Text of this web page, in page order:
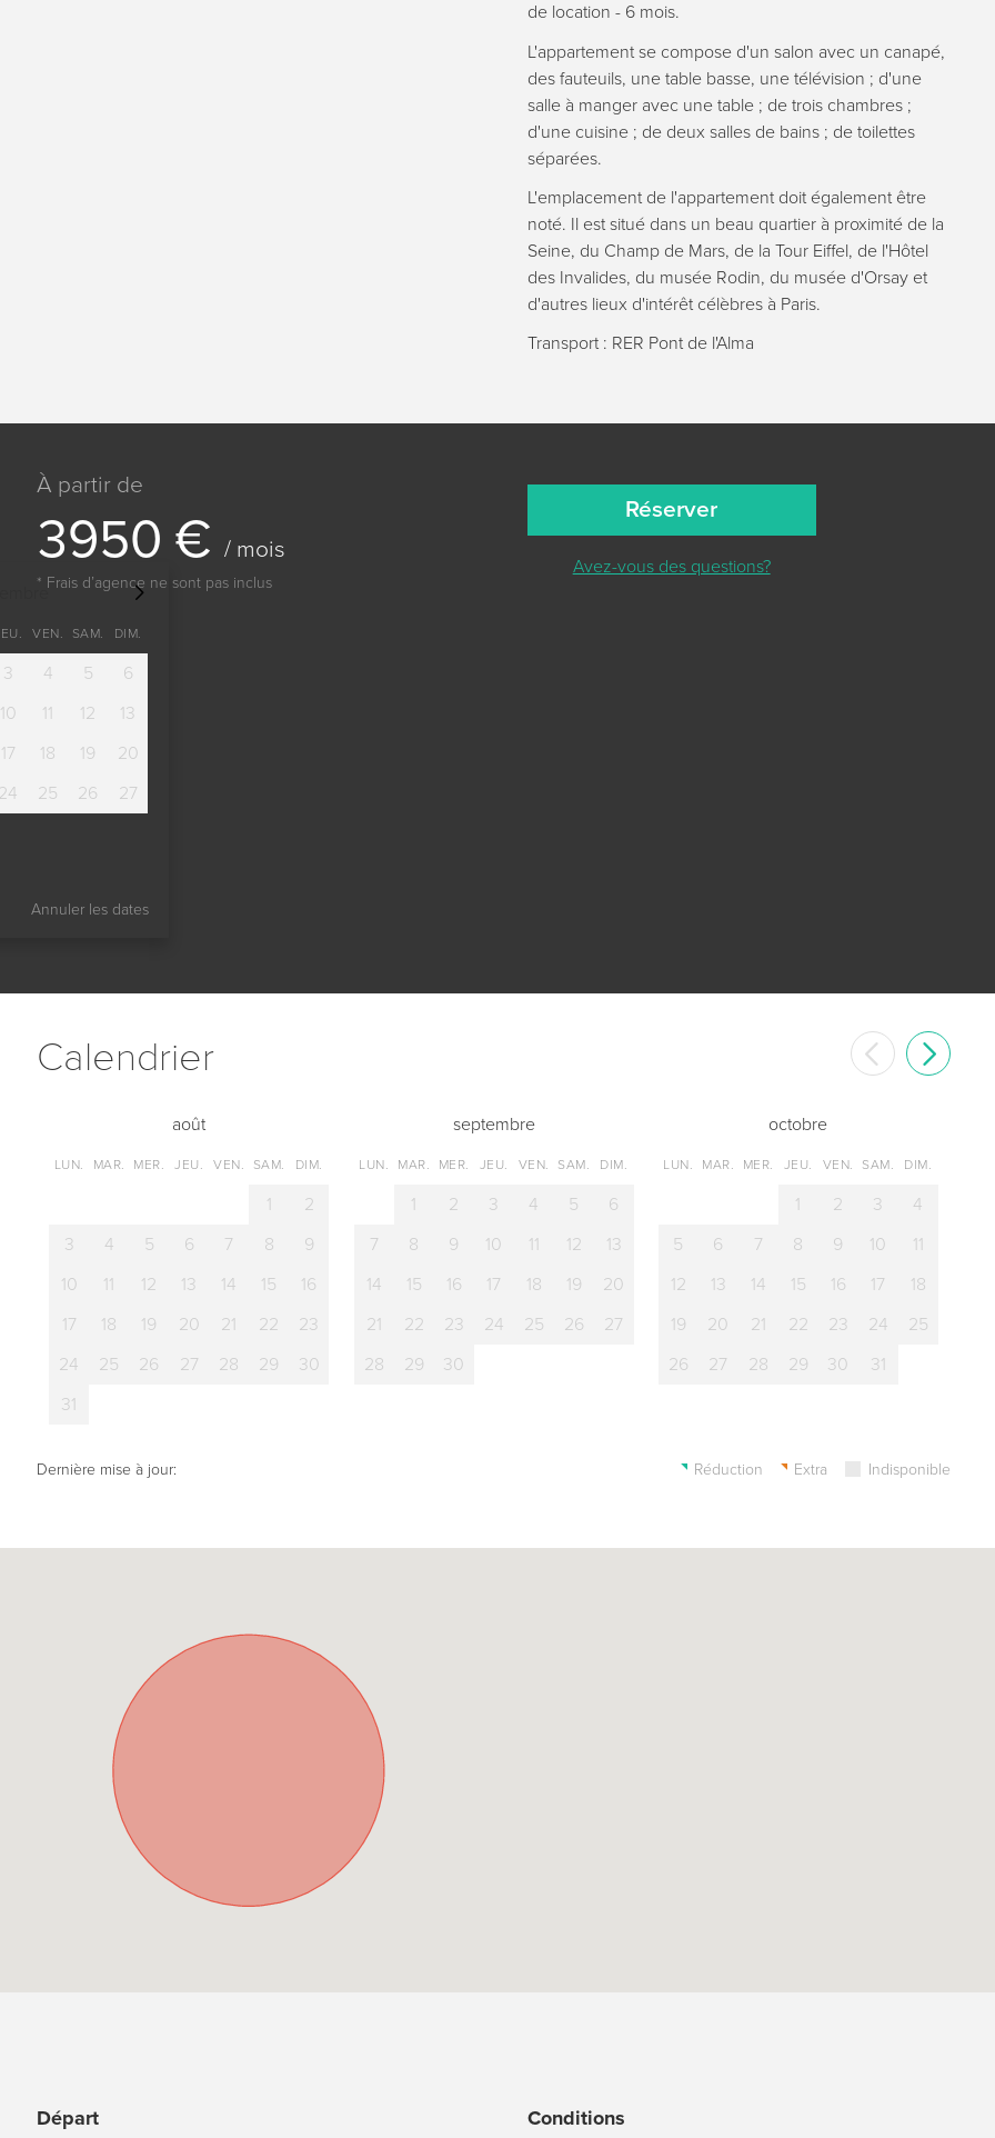
de location - 6 mois.
L'appartement se compose d'un salon avec un canapé,
des fauteuils, une table basse, une télévision ; d'une
salle à manger avec une table ; de trois chambres ;
d'une cuisine ; de deux salles de bains ; de toilettes
séparées.
L'emplacement de l'appartement doit également être
noté. Il est situé dans un beau quartier à proximité de la
Seine, du Champ de Mars, de la Tour Eiffel, de l'Hôtel
des Invalides, du musée Rodin, du musée d'Orsay et
d'autres lieux d'intérêt célèbres à Paris.
Transport : RER Pont de l'Alma
VEN. SAM. DIM.
3 4 5
6
10 11 12
13
17 18 19
20
24 25 26
27
Annuler les dates
À partir de
3950 € / mois
* Frais dʼagence ne sont pas inclus
Réserver
Avez-vous des questions?
Сalendrier
août
LUN. MAR. MER. JEU. VEN. SAM. DIM.
1
2
3
4 5 6 7 8
9
10
11 12 13 14 15
16
17
18 19 20 21 22
23
24
25 26 27 28 29
30
31
septembre
LUN. MAR. MER. JEU. VEN. SAM. DIM.
1 2 3 4 5
6
7
8 9 10 11 12
13
14
15 16 17 18 19
20
21
22 23 24 25 26
27
28
29 30
octobre
LUN. MAR. MER. JEU. VEN. SAM. DIM.
1 2 3
4
5
6 7 8 9 10
11
12
13 14 15 16 17
18
19
20 21 22 23 24
25
26
27 28 29 30 31
Dernière mise à jour: Réduction Extra Indisponible
Départ Conditions